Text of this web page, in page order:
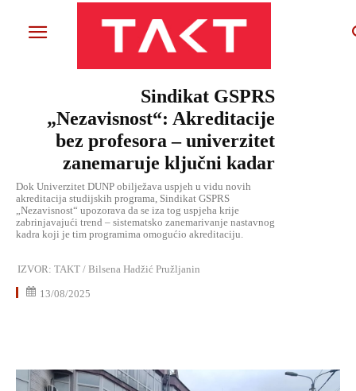
Sindikat GSPRS
„Nezavisnost“: Akreditacije
bez profesora – univerzitet
zanemaruje ključni kadar
Dok Univerzitet DUNP obilježava uspjeh u vidu novih
akreditacija studijskih programa, Sindikat GSPRS
„Nezavisnost“ upozorava da se iza tog uspjeha krije
zabrinjavajući trend – sistematsko zanemarivanje nastavnog
kadra koji je tim programima omogućio akreditaciju.
IZVOR: TAKT / Bilsena Hadžić Pružljanin
13/08/2025